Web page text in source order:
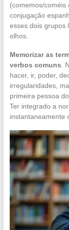
(comemos/coméis
conjugação
esses dois grupos
olhos.
Memorizar as
verbos comuns .
hacer, ir, poder,
irregularidades,
primeira pessoa
Ter integrado a
instantaneamente